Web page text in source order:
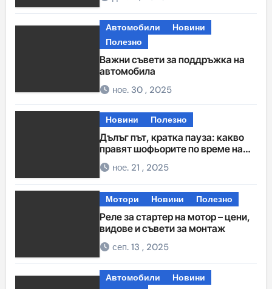
Автомобили
Новини
Полезно
Важни съвети за поддръжка на
автомобила
ное. 30 , 2025
Новини Полезно
Дълъг път, кратка пауза: какво
правят шофьорите по време на
междинните спирки
ное. 21 , 2025
Мотори Новини Полезно
Реле за стартер на мотор – цени,
видове и съвети за монтаж
сеп. 13 , 2025
Автомобили
Новини